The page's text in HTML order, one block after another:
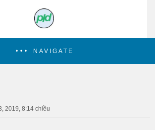
NAVIGATE
2019, 8:14 chiều